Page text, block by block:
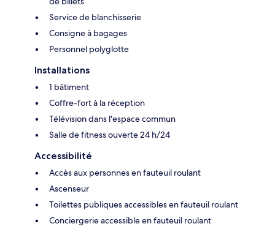
Service de blanchisserie
Consigne à bagages
Personnel polyglotte
Installations
1 bâtiment
Coffre-fort à la réception
Télévision dans l'espace commun
Salle de fitness ouverte 24 h/24
Accessibilité
Accès aux personnes en fauteuil roulant
Ascenseur
Toilettes publiques accessibles en fauteuil roulant
Conciergerie accessible en fauteuil roulant